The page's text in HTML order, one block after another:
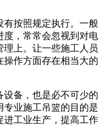
有按照规定执行。一般
度，常常会忽视到对电
上。让一些施工人员
作方面存在相当大的
备，也是必不可少的
业施工吊篮的目的是
进工业生产，提高工作